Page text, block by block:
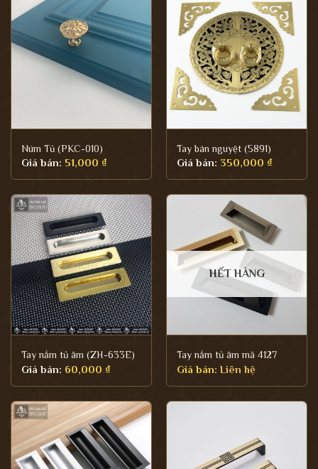
Núm Tủ (PKC-010)
Giá bán: 51,000 ₫
Tay bán nguyệt (5891)
Giá bán: 350,000 ₫
Tay nắm tủ âm (ZH-633E)
Giá bán: 60,000 ₫
HẾT HÀNG
Tay nắm tủ âm mã 4127
Giá bán:Liên hệ